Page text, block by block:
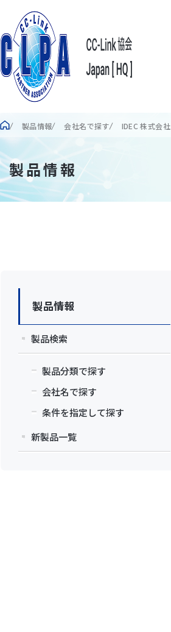
製品情報 会社名で探す IDEC 株式会社
製品情報
製品情報
製品検索
製品分類で探す
会社名で探す
条件を指定して探す
新製品一覧